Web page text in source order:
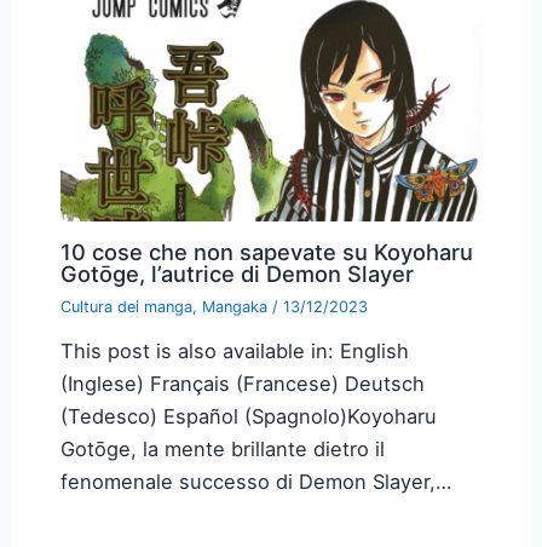
10 cose che non sapevate su Koyoharu
Gotōge, l’autrice di Demon Slayer
Cultura dei manga, Mangaka/ 13/12/2023
This post is also available in: English
(Inglese) Français (Francese) Deutsch
(Tedesco) Español (Spagnolo)Koyoharu
Gotōge, la mente brillante dietro il
fenomenale successo di Demon Slayer,…